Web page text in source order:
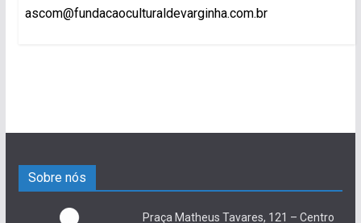
ascom@fundacaoculturaldevarginha.com.br
Sobre nós
Praça Matheus Tavares, 121 – Centro